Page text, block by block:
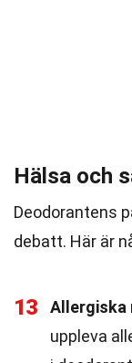
Hälsa och
Deodorantens
debatt. Här är
13 Allergiska
uppleva